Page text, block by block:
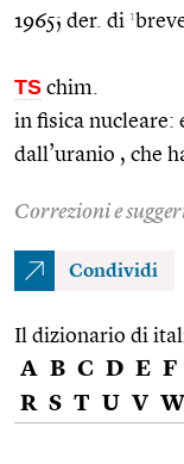
1965; der. di 1
TS chim.
in fisica
dall’uranio , che
Correzioni e
Condividi
Il dizionario di
A B C D E F
R S T U V W